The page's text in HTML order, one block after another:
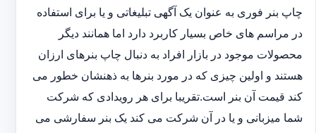
چاپ بنر فوری به عنوان یک آگهی تبلیغاتی و یا برای استفاده
در مراسم های خاص بسیار کاربرد دارد اما همانند دیگر
محصولات موجود در بازار افراد به دنبال چاپ بنرهای ارزان
هستند و اولین چیزی که در مورد بنرها به ذهنشان خطور می
کند قیمت آن بنر است.تقریبا برای هر رویدادی که شرکت
شما میزبانی و یا در آن شرکت می کند یک بنر سفارشی می